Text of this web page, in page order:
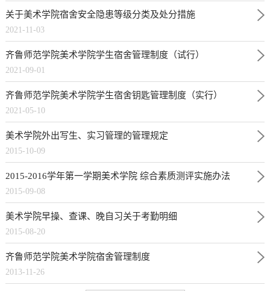
关于美术学院宿舍安全隐患等级分类及处分措施
2021-11-03
齐鲁师范学院美术学院学生宿舍管理制度（试行）
2021-09-01
齐鲁师范学院美术学院学生宿舍钥匙管理制度（实行）
2021-05-10
美术学院外出写生、实习管理的管理规定
2015-10-09
2015-2016学年第一学期美术学院 综合素质测评实施办法
2015-09-08
美术学院早操、查课、晚自习关于考勤明细
2015-08-20
齐鲁师范学院美术学院宿舍管理制度
2013-11-26